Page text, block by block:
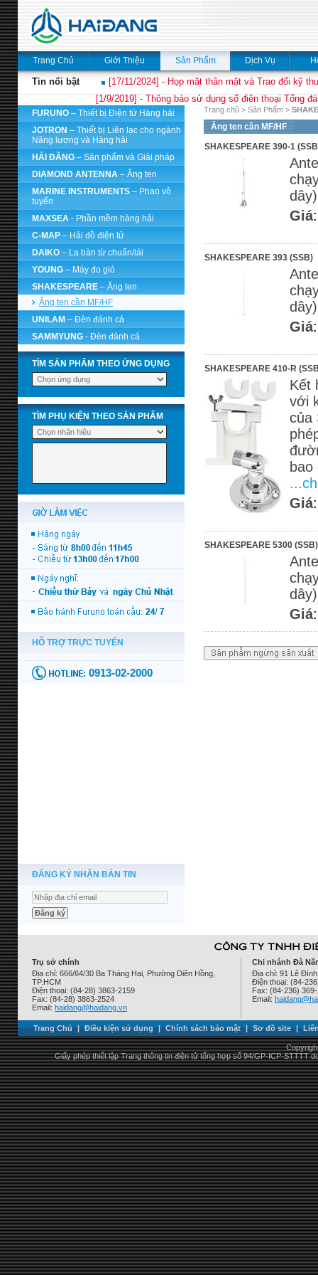
Trang Chủ Giới Thiệu Sản Phẩm Dịch Vụ
Tin nổi bật
[17/11/2024] - Họp mặt thân mật và Trao đổi kỹ
[1/9/2019] - Thông báo sử dụng số điện thoại Tổng
FURUNO – Thiết bị Điện tử Hàng hải
JOTRON – Thiết bị Liên lạc cho ngành
Năng lượng và Hàng hải
HẢI ĐĂNG – Sản phẩm và Giải pháp
DIAMOND ANTENNA – Ăng ten
MARINE INSTRUMENTS – Phao vô
tuyến
MAXSEA - Phần mềm hàng hải
C-MAP – Hải đồ điện tử
DAIKO – La bàn từ chuẩn/lái
YOUNG – Máy đo gió
SHAKESPEARE – Ăng ten
Ăng ten cần MF/HF
UNILAM – Đèn đánh cá
SAMMYUNG - Đèn đánh cá
TÌM SẢN PHẨM THEO ỨNG DỤNG
TÌM PHỤ KIỆN THEO SẢN PHẨM
ĐĂNG KÝ NHẬN BẢN TIN
Trang chủ > Sản Phẩm >
Ăng ten cần MF/HF
SHAKESPEARE 390-1
Giá
SHAKESPEARE 393 (SSB)
Giá
SHAKESPEARE 410-R
Kết
với
của
Giá
SHAKESPEARE 5300 (SSB)
Giá
Trụ sở chính
Địa chỉ: 666/64/30 Ba Tháng Hai, Phường Diên Hồng,
TP.HCM
Điện thoại: (84-28) 3863-2159
Fax: (84-28) 3863-2524
Email: haidang@haidang.vn
Chi nhánh Đà
Địa chỉ: 91 Lê
Điện thoại: (84-
Fax: (84-236)
Email:
Trang Chủ | Điều kiện sử dụng | Chính sách bảo mật | Sơ đồ site |
Giấy phép thiết lập Trang thông tin điện tử tổng hợp số 94/GP-ICP-STTTT